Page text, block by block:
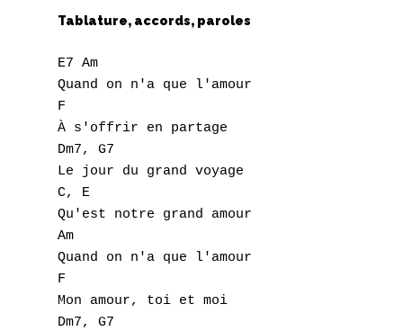
Tablature, accords, paroles
E7 Am
Quand on n'a que l'amour
F
À s'offrir en partage
Dm7, G7
Le jour du grand voyage
C, E
Qu'est notre grand amour
Am
Quand on n'a que l'amour
F
Mon amour, toi et moi
Dm7, G7